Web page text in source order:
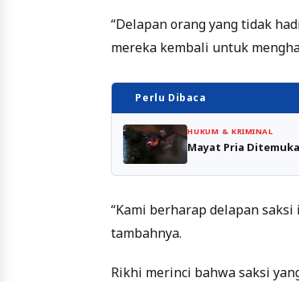
“Delapan orang yang tidak
mereka kembali untuk
Perlu Dibaca
HUKUM & KRIMINAL
Mayat Pria
“Kami berharap delapan
tambahnya.
Rikhi merinci bahwa saksi